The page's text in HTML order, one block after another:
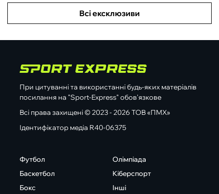
Всі ексклюзиви
При цитуванні та використанні будь-яких матеріалів
посилання на "Sport-Express" обов'язкове
Всі права захищені © 2023 - 2026 ТОВ «ПМХ»
Ідентифікатор медіа R40-06375
Футбол
Баскетбол
Бокс
Олімпіада
Кіберспорт
Інші